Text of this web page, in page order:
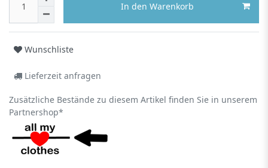
In den Warenkorb
Wunschliste
Lieferzeit anfragen
Zusätzliche Bestände zu diesem Artikel finden Sie in unserem
Partnershop*